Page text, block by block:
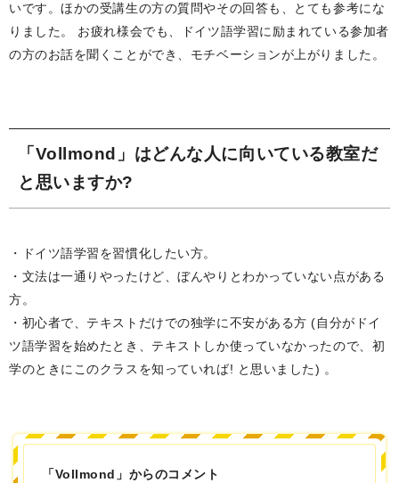
いです。ほかの受講生の方の質問やその回答も、とても参考にな
りました。 お疲れ様会でも、ドイツ語学習に励まれている参加者
の方のお話を聞くことができ、モチベーションが上がりました。
「Vollmond」はどんな人に向いている教室だ
と思いますか?
・ドイツ語学習を習慣化したい方。
・文法は一通りやったけど、ぼんやりとわかっていない点がある
方。
・初心者で、テキストだけでの独学に不安がある方 (自分がドイ
ツ語学習を始めたとき、テキストしか使っていなかったので、初
学のときにこのクラスを知っていれば! と思いました) 。
「Vollmond」からのコメント